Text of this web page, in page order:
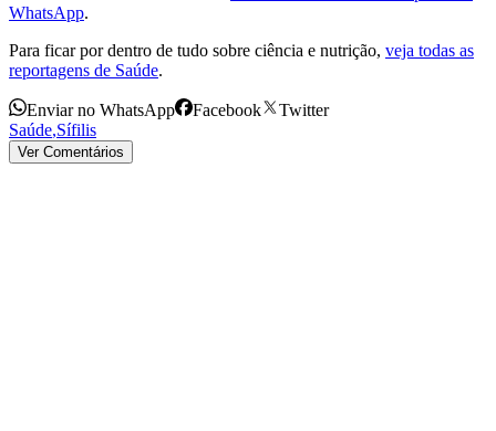
WhatsApp.
Para ficar por dentro de tudo sobre ciência e nutrição, veja todas as
reportagens de Saúde.
Enviar no WhatsApp Facebook
Twitter
Saúde,Sífilis
Ver Comentários